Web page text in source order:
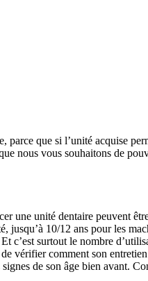
que si l’unité acquise
nous vous souhaitons de
une unité dentaire peuvent
jusqu’à 10/12 ans pour les
surtout le nombre
vérifier comment son
de son âge bien avant.